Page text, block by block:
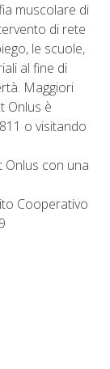
muscolare di
di rete
le scuole,
al fine di
Maggiori
Onlus è
o visitando
Onlus con una
Cooperativo